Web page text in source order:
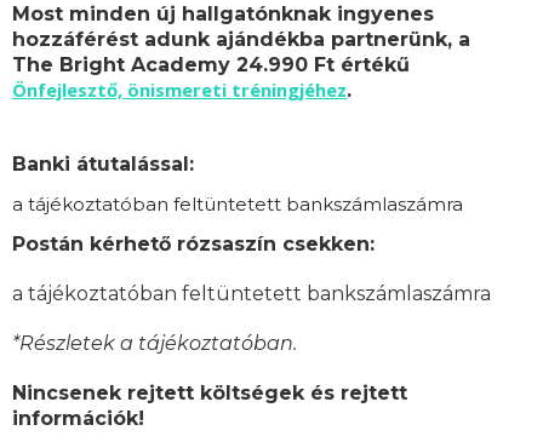
Most minden új hallgatónknak ingyenes
hozzáférést adunk ajándékba partnerünk, a
The Bright Academy 24.990 Ft értékű
Önfejlesztő, önismereti tréningjéhez.
Banki átutalással:
a tájékoztatóban feltüntetett bankszámlaszámra
Postán kérhető rózsaszín csekken:
a tájékoztatóban feltüntetett bankszámlaszámra
*Részletek a tájékoztatóban.
Nincsenek rejtett költségek és rejtett
információk!